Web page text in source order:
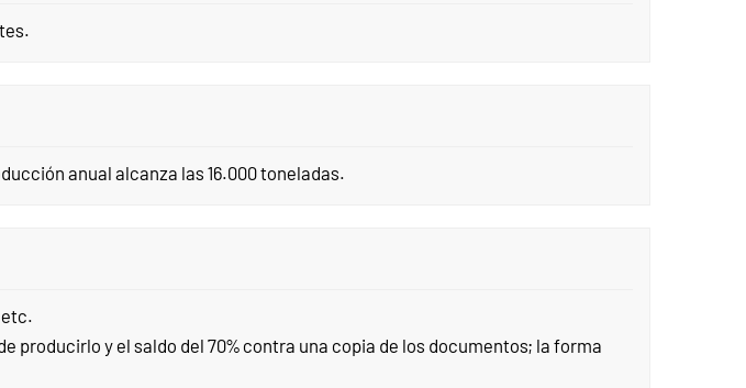
anual alcanza las 16.000 toneladas.
etc.
producirlo y el saldo del 70% contra una copia de los documentos; la forma